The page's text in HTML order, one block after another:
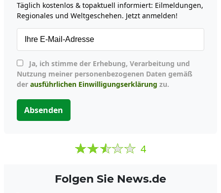
Täglich kostenlos & topaktuell informiert: Eilmeldungen,
Regionales und Weltgeschehen. Jetzt anmelden!
Nutzung meiner personenbezogenen Daten gemäß
der ausführlichen Einwilligungserklärung zu.
Absenden
4
Folgen Sie News.de